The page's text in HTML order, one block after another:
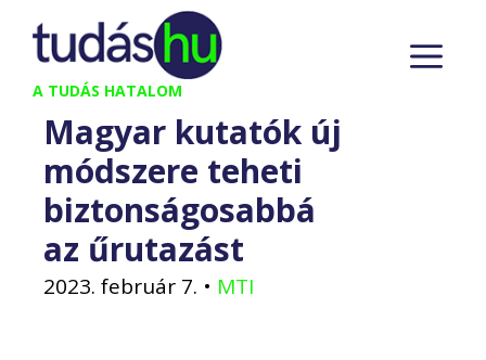
Kilépés
tartalomba
A TUDÁS HATALOM
Magyar kutatók új
módszere teheti
biztonságosabbá
az űrutazást
2023. február 7. • MTI